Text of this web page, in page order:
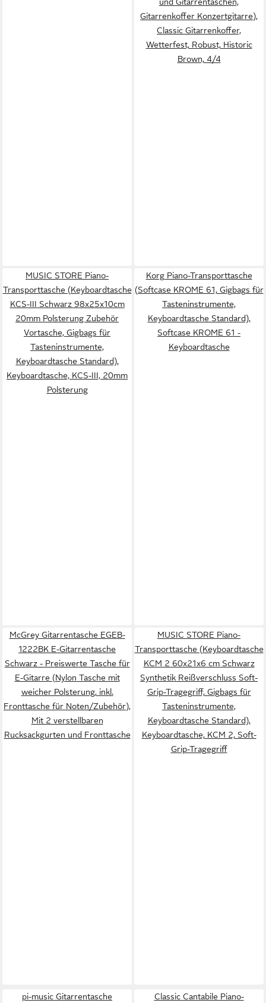
Gitarrenkoffer Konzertgitarre),
Classic Gitarrenkoffer,
Wetterfest, Robust, Historic
Brown, 4/4
MUSIC STORE Piano-
Transporttasche (Keyboardtasche
KCS-III Schwarz 98x25x10cm
20mm Polsterung Zubehör
Vortasche, Gigbags für
Tasteninstrumente,
Keyboardtasche Standard),
Keyboardtasche, KCS-III, 20mm
Polsterung
Korg Piano-Transporttasche
(Softcase KROME 61, Gigbags für
Tasteninstrumente,
Keyboardtasche Standard),
Softcase KROME 61 -
Keyboardtasche
McGrey Gitarrentasche EGEB-
1222BK E-Gitarrentasche
Schwarz - Preiswerte Tasche für
E-Gitarre (Nylon Tasche mit
weicher Polsterung, inkl.
Fronttasche für Noten/Zubehör),
Mit 2 verstellbaren
Rucksackgurten und Fronttasche
MUSIC STORE Piano-
Transporttasche (Keyboardtasche
KCM 2 60x21x6 cm Schwarz
Synthetik Reißverschluss Soft-
Grip-Tragegriff, Gigbags für
Tasteninstrumente,
Keyboardtasche Standard),
Keyboardtasche, KCM 2, Soft-
Grip-Tragegriff
pi-music Gitarrentasche
Classic Cantabile Piano-